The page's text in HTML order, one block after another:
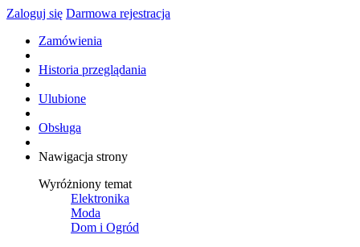
Zaloguj się Darmowa rejestracja
Zamówienia
Historia przeglądania
Ulubione
Obsługa
Nawigacja strony
Wyróżniony temat
Elektronika
Moda
Dom i Ogród